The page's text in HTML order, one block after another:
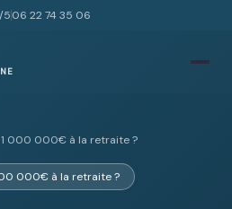
506 22 74 35 06
000 000€ à la retraite ?
000€ à la retraite ?